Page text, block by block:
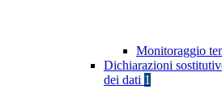
Monitoraggio
Dichiarazioni
dei dati 1